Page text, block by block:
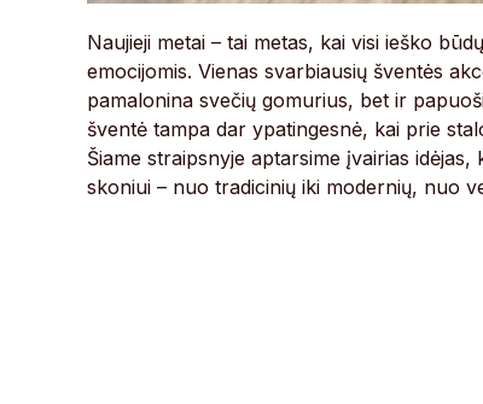
Naujieji metai – tai metas, kai visi ieško
emocijomis. Vienas svarbiausių šventės
pamalonina svečių gomurius, bet ir
šventė tampa dar ypatingesnė, kai prie
Šiame straipsnyje aptarsime įvairias
skoniui – nuo tradicinių iki modernių, nuo